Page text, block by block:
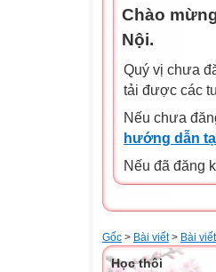
Chào
Nội.
Quý vị chưa
tải được các
Nếu chưa
hướng dẫn
Nếu đã đăng
Gốc > Bài viết> Bài
Học thôi